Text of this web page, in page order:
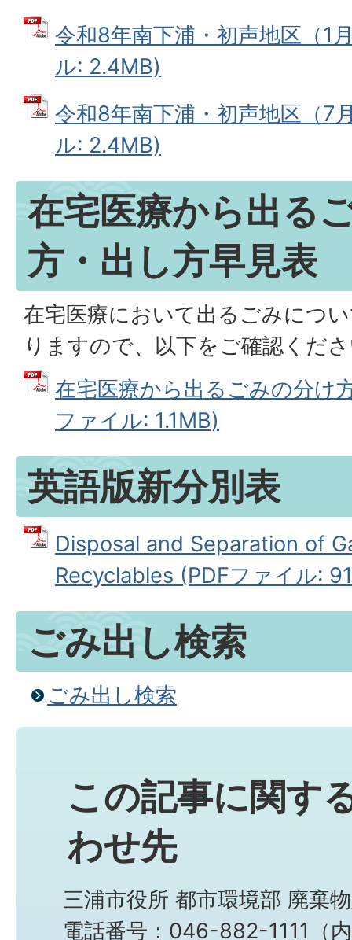
令和8年南下浦・初声地区（1
ル: 2.4MB)
令和8年南下浦・初声地区（7
ル: 2.4MB)
在宅医療から出る
方・出し方早見表
在宅医療において出るごみにつ
りますので、以下をご確認くだ
在宅医療から出るごみの分け
ファイル: 1.1MB)
英語版新分別表
Disposal and Separation of
Recyclables (PDFファイル:
ごみ出し検索
ごみ出し検索
この記事に関す
わせ先
三浦市役所 都市環境部 廃棄
電話番号：046-882-1111（